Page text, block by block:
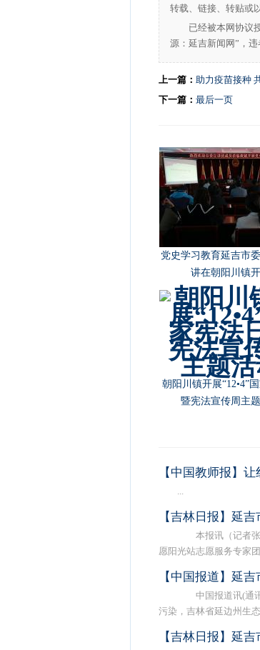
转载、链接、转贴或
已经被本网协议
源：延吉新闻网”，违
上一篇： 助力疫苗接种
下一篇： 最后一页
党史学习教育延吉市
讲在朝阳川镇
朝阳川镇开展“12•4”
暨宪法宣传周主
【中国教师报】
...
【吉林日报】延
本报讯（记者张
愿阳光站志愿服务专家
【中国报道】延
中国报道讯(通讯
污染，吉林省延边州生
【吉林日报】延